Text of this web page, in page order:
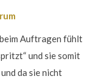
Auftragen fühlt
und sie somit
da sie nicht